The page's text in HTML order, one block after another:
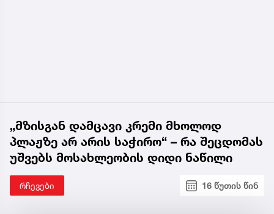
„მზისგან დამცავი კრემი მხოლოდ
პლაჟზე არ არის საჭირო“ – რა შეცდომას
უშვებს მოსახლეობის დიდი ნაწილი
რჩევები 16 წუთის წინ